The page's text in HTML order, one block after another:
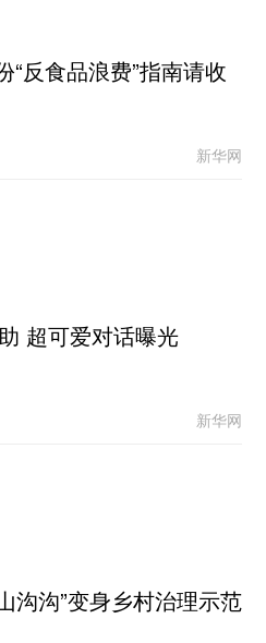
“反食品浪费”指南请收
新华网
超可爱对话曝光
新华网
沟沟”变身乡村治理示范